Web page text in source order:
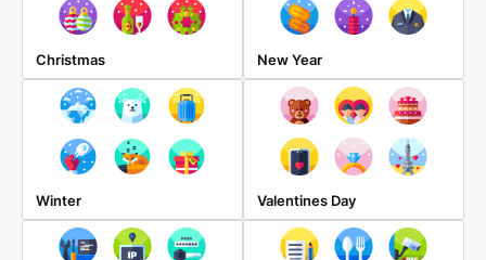
Christmas New Year
Winter Valentines Day